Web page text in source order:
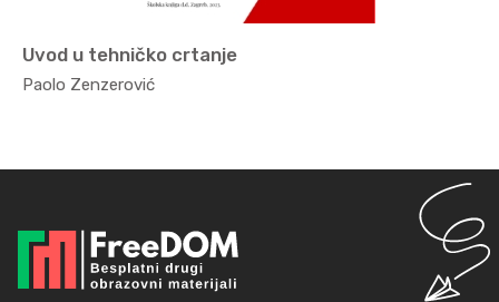
Uvod u tehničko crtanje
Paolo Zenzerović